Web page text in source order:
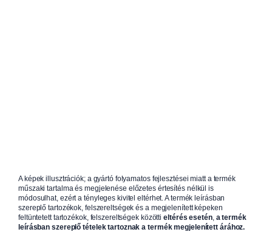
A képek illusztrációk; a gyártó folyamatos fejlesztései miatt a termék
műszaki tartalma és megjelenése előzetes értesítés nélkül is
módosulhat, ezért a tényleges kivitel eltérhet. A termék leírásban
szereplő tartozékok, felszereltségek és a megjelenített képeken
feltüntetett tartozékok, felszereltségek közöttieltérés esetén, a termék
leírásban szereplő tételek tartoznak a termék megjelenített árához.